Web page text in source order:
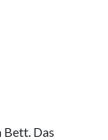
Bett. Das